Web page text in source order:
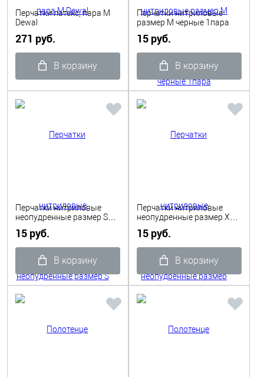
Перчатки латекс, пара M
Dewal
271 руб.
В корзину
Перчатки нитриловые
размер M черные 1пара
15 руб.
В корзину
Перчатки нитриловые
неопудренные размер S
15 руб.
В корзину
Перчатки нитриловые
неопудренные размер XS
1пара
15 руб.
В корзину